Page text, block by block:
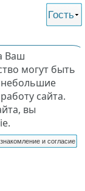
Гость
Ваш
могут быть
сайта.
вы
и согласие